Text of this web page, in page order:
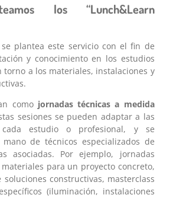
los “Lunch&Learn
se plantea este servicio con el fin de
y conocimiento en los estudios
a los materiales, instalaciones y
como jornadas técnicas a medida
sesiones se pueden adaptar a las
cada estudio o profesional, y se
de técnicos especializados de
asociadas. Por ejemplo, jornadas
para un proyecto concreto,
constructivas, masterclass
(iluminación, instalaciones